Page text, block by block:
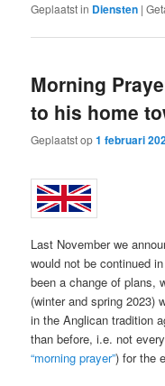
Geplaatst in Diensten |
Morning
to his home
Geplaatst op1 februari
Last November we
would not be continued
been a change of plans,
(winter and spring 2023)
in the Anglican tradition
than before, i.e. not
“morning prayer”) for the